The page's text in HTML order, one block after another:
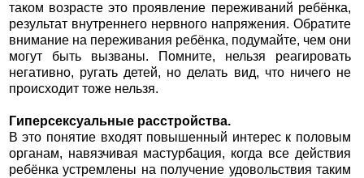
таком возрасте это проявление переживаний ребёнка,
результат внутреннего нервного напряжения. Обратите
внимание на переживания ребёнка, подумайте, чем они
могут быть вызваны. Помните, нельзя реагировать
негативно, ругать детей, но делать вид, что ничего не
происходит тоже нельзя.
Гиперсексуальные расстройства.
В это понятие входят повышенный интерес к половым
органам, навязчивая мастурбация, когда все действия
ребёнка устремлены на получение удовольствия таким